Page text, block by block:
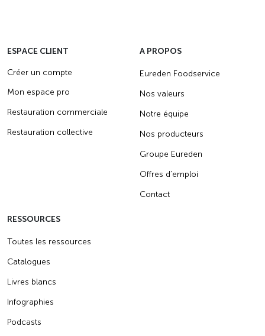
ESPACE CLIENT
Créer un compte
Mon espace pro
Restauration commerciale
Restauration collective
A PROPOS
Eureden Foodservice
Nos valeurs
Notre équipe
Nos producteurs
Groupe Eureden
Offres d’emploi
Contact
RESSOURCES
Toutes les ressources
Catalogues
Livres blancs
Infographies
Podcasts